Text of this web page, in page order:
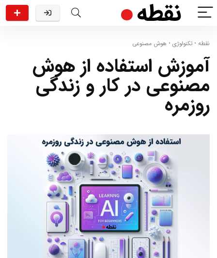
نقطه • تکنولوژی • هوش مصنوعی
آموزش استفاده از هوش
مصنوعی در کار و زندگی
روزمره